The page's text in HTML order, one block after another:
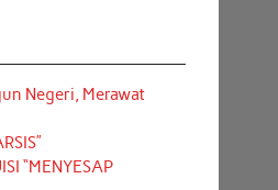
Negeri, Merawat
“MENYESAP